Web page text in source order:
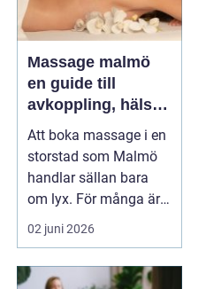
Massage malmö
en guide till
avkoppling, hälsa
och välmående
Att boka massage i en
storstad som Malmö
handlar sällan bara
om lyx. För många är
det ett sätt att h...
02 juni 2026